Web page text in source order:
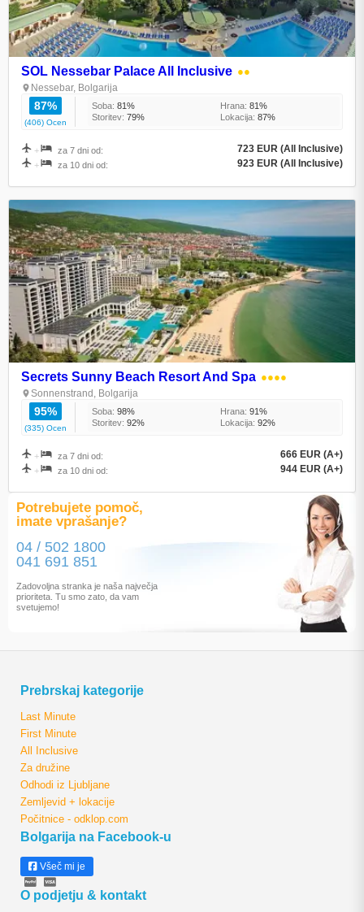
Potrebujete pomoč,
imate vprašanje?
04 / 502 1800
041 691 851
Zadovoljna stranka je naša največja
prioriteta. Tu smo zato, da vam
svetujemo!
SOL Nessebar Palace All Inclusive ●●
Nessebar, Bolgarija
87%
(406) Ocen
Soba: 81% Hrana: 81%
Storitev: 79% Lokacija: 87%
+ za 7 dni od: 723 EUR (All Inclusive)
+ za 10 dni od: 923 EUR (All Inclusive)
Secrets Sunny Beach Resort And Spa ●●●●
Sonnenstrand, Bolgarija
95%
(335) Ocen
Soba: 98% Hrana: 91%
Storitev: 92% Lokacija: 92%
+ za 7 dni od: 666 EUR (A+)
+ za 10 dni od: 944 EUR (A+)
Prebrskaj kategorije
Last Minute
First Minute
All Inclusive
Za družine
Odhodi iz Ljubljane
Zemljevid + lokacije
Počitnice - odklop.com
Bolgarija na Facebook-u
Všeč mi je
O podjetju & kontakt